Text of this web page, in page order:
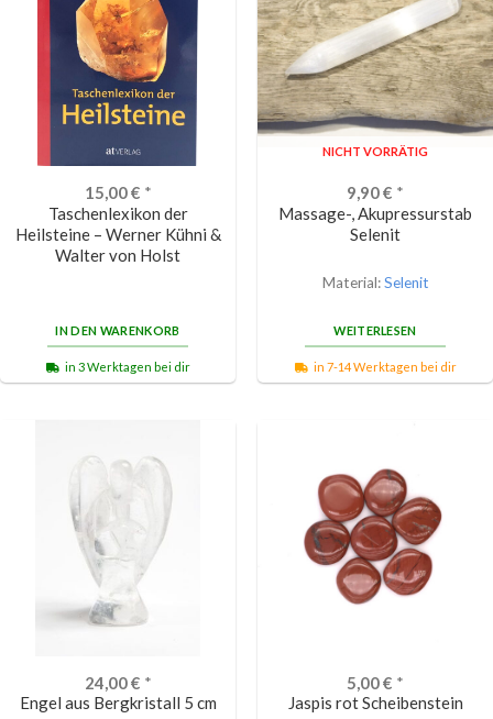
15,00€ *
Taschenlexikon der
Heilsteine – Werner Kühni &
Walter von Holst
IN DEN WARENKORB
in 3 Werktagen bei dir
NICHT VORRÄTIG
9,90€ *
Massage-, Akupressurstab
Selenit
Material:Selenit
WEITERLESEN
in 7-14 Werktagen bei dir
24,00€ *
Engel aus Bergkristall 5 cm
5,00€ *
Jaspis rot Scheibenstein